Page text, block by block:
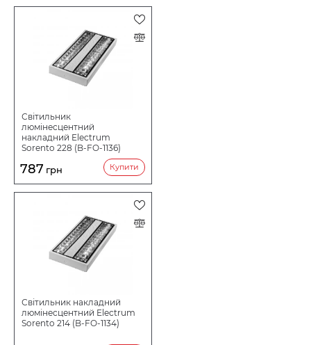
Світильник
люмінесцентний
накладний Electrum
Sorento 228 (B-FO-1136)
787 грн Купити
Світильник накладний
люмінесцентний Electrum
Sorento 214 (B-FO-1134)